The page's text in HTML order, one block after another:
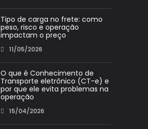
Tipo de carga no frete: como
peso, risco e operação
impactam o preço
11/05/2026
O que é Conhecimento de
Transporte eletrônico (CT-e) e
por que ele evita problemas na
operação
15/04/2026